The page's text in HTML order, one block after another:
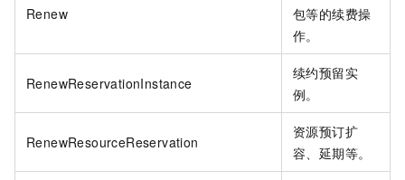
Renew
包等的续费操
作。
RenewReservationInstance
续约预留实
例。
RenewResourceReservation
资源预订扩
容、延期等。